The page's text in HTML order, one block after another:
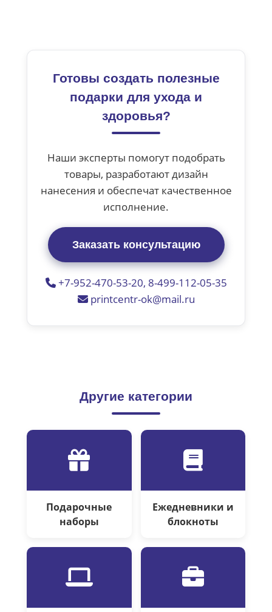
Готовы создать полезные
подарки для ухода и
здоровья?
Наши эксперты помогут подобрать
товары, разработают дизайн
нанесения и обеспечат качественное
исполнение.
Заказать консультацию
+7-952-470-53-20, 8-499-112-05-35
printcentr-ok@mail.ru
Другие категории
Подарочные
наборы
Ежедневники и
блокноты